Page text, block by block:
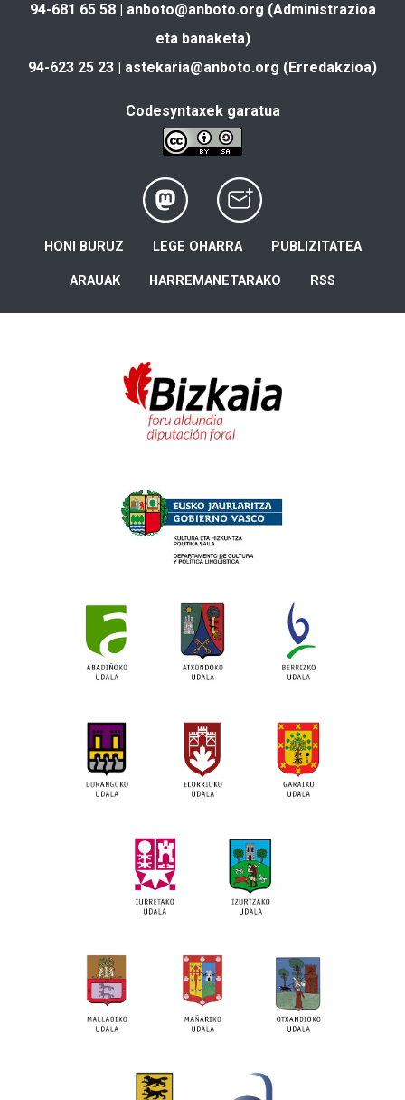
94-681 65 58 | anboto@anboto.org (Administrazioa
eta banaketa)
94-623 25 23 | astekaria@anboto.org (Erredakzioa)
Codesyntaxek garatua
HONI BURUZ LEGE OHARRA PUBLIZITATEA
ARAUAK HARREMANETARAKO RSS